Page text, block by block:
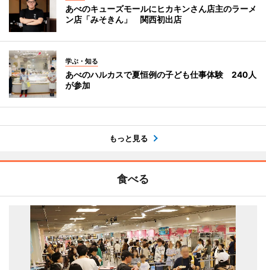
あべのキューズモールにヒカキンさん店主のラーメ
ン店「みそきん」 関西初出店
学ぶ・知る
あべのハルカスで夏恒例の子ども仕事体験 240人
が参加
もっと見る
食べる